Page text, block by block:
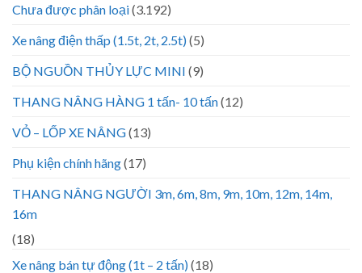
Chưa được phân loại(3.192)
Xe nâng điện thấp (1.5t, 2t, 2.5t)(5)
BỘ NGUỒN THỦY LỰC MINI (9)
THANG NÂNG HÀNG 1 tấn- 10 tấn(12)
VỎ – LỐP XE NÂNG(13)
Phụ kiện chính hãng(17)
THANG NÂNG NGƯỜI 3m, 6m, 8m, 9m, 10m, 12m, 14m,
16m
(18)
Xe nâng bán tự động (1t – 2 tấn)(18)